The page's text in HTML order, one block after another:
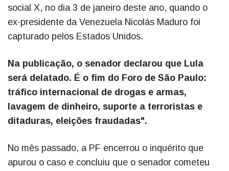
social X, no dia 3 de janeiro deste ano, quando o
ex-presidente da Venezuela Nicolás Maduro foi
capturado pelos Estados Unidos.
Na publicação, o senador declarou que Lula
será delatado. É o fim do Foro de São Paulo:
tráfico internacional de drogas e armas,
lavagem de dinheiro, suporte a terroristas e
ditaduras, eleições fraudadas".
No mês passado, a PF encerrou o inquérito que
apurou o caso e concluiu que o senador cometeu